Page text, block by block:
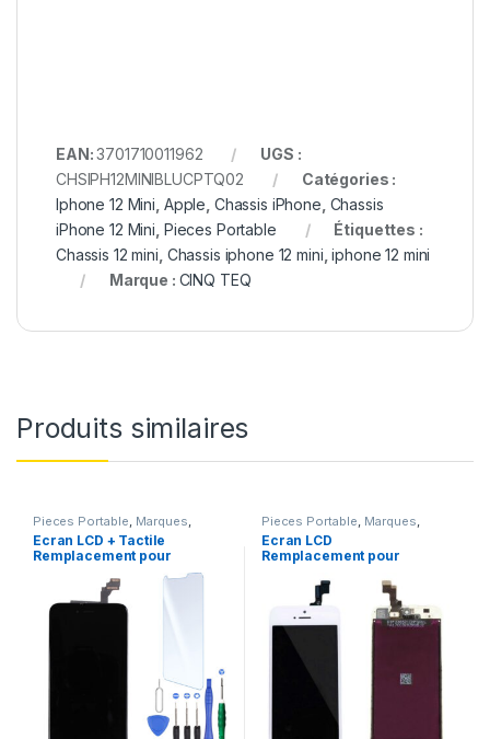
EAN:3701710011962
UGS :
CHSIPH12MINIBLUCPTQ02
Catégories :
Iphone 12 Mini Apple Chassis iPhone Chassis
iPhone 12 Mini Pieces Portable
Étiquettes :
Chassis 12 mini Chassis iphone 12 mini ,iphone 12 mini
Marque : CINQ TEQ
Produits similaires
Pieces Portable Marques
Apple iPhone 6 Plus
Ecran LCD + Tactile
Remplacement pour
iPhone 6 Plus Noir + Kit
Pieces Portable Marques
Apple iPhone 5s
Ecran LCD
Remplacement pour
tactile + Outils